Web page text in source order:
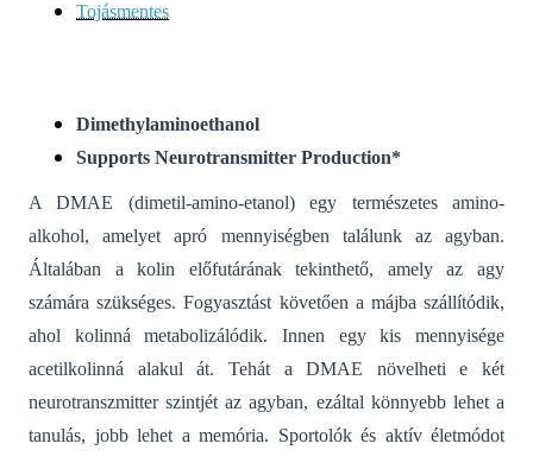
Tojásmentes
Dimethylaminoethanol
Supports Neurotransmitter Production*
A DMAE (dimetil-amino-etanol) egy természetes amino-
alkohol, amelyet apró mennyiségben találunk az agyban.
Általában a kolin előfutárának tekinthető, amely az agy
számára szükséges. Fogyasztást követően a májba szállítódik,
ahol kolinná metabolizálódik. Innen egy kis mennyisége
acetilkolinná alakul át. Tehát a DMAE növelheti e két
neurotranszmitter szintjét az agyban, ezáltal könnyebb lehet a
tanulás, jobb lehet a memória. Sportolók és aktív életmódot